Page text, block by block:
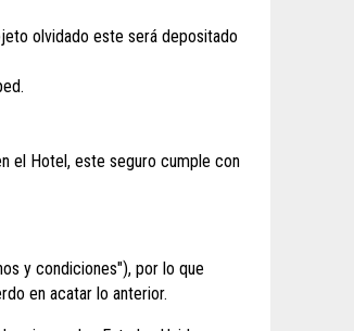
olvidado este será depositado
el Hotel, este seguro cumple con
y condiciones"), por lo que
en acatar lo anterior.